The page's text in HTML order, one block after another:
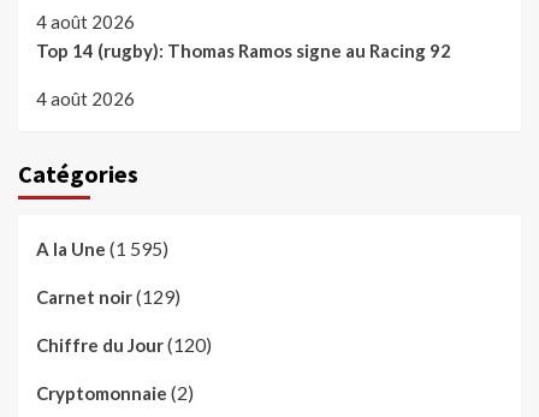
4 août 2026
Top 14 (rugby): Thomas Ramos signe au Racing 92
4 août 2026
Catégories
A la Une (1 595)
Carnet noir(129)
Chiffre du Jour(120)
Cryptomonnaie (2)